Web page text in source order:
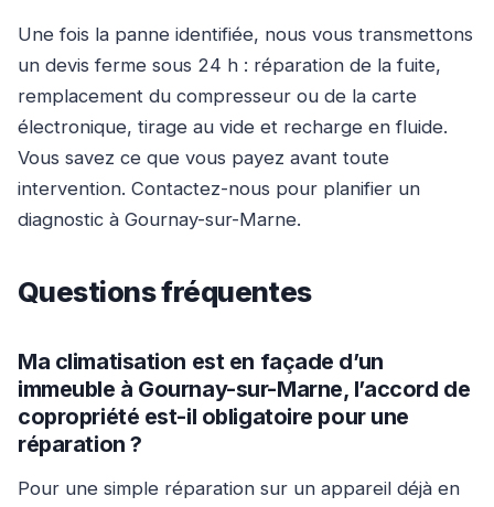
Une fois la panne identifiée, nous vous transmettons
un devis ferme sous 24 h : réparation de la fuite,
remplacement du compresseur ou de la carte
électronique, tirage au vide et recharge en fluide.
Vous savez ce que vous payez avant toute
intervention. Contactez-nous pour planifier un
diagnostic à Gournay-sur-Marne.
Questions fréquentes
Ma climatisation est en façade d’un
immeuble à Gournay-sur-Marne, l’accord de
copropriété est-il obligatoire pour une
réparation ?
Pour une simple réparation sur un appareil déjà en